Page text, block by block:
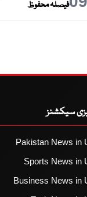
فیصلہ محفوظ
سیکشنز
Pakistan News in
Sports News in
Business News in